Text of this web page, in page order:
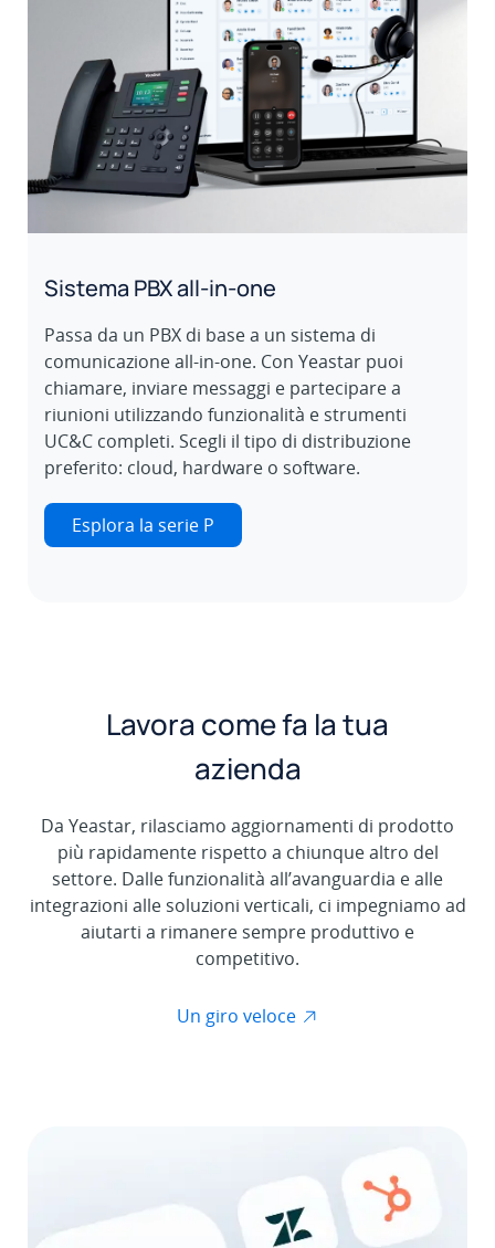
Sistema PBX all-in-one
Passa da un PBX di base a un sistema di
comunicazione all-in-one. Con Yeastar puoi
chiamare, inviare messaggi e partecipare a
riunioni utilizzando funzionalità e strumenti
UC&C completi. Scegli il tipo di distribuzione
preferito: cloud, hardware o software.
Esplora la serie P
Lavora come fa la tua
azienda
Da Yeastar, rilasciamo aggiornamenti di prodotto
più rapidamente rispetto a chiunque altro del
settore. Dalle funzionalità all’avanguardia e alle
integrazioni alle soluzioni verticali, ci impegniamo ad
aiutarti a rimanere sempre produttivo e
competitivo.
Un giro veloce